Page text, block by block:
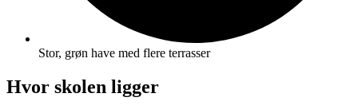
Stor, grøn have med flere terrasser
Hvor skolen ligger